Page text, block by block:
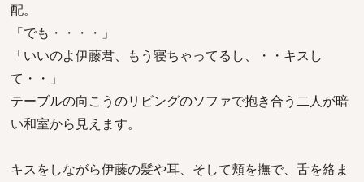
配。
「でも・・・・」
「いいのよ伊藤君、もう寝ちゃってるし、・・キスし
て・・」
テーブルの向こうのリビングのソファで抱き合う二人が暗
い和室から見えます。
キスをしながら伊藤の髪や耳、そして頬を撫で、舌を絡ま